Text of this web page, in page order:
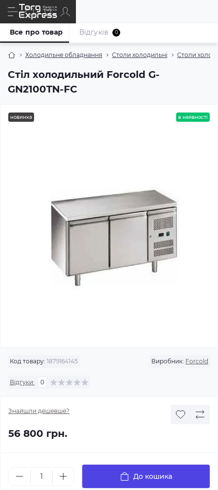
Холодильне обладнання Столи холодильні Столи
Стіл холодильний Forcold G-
GN2100TN-FC
Все про товар Відгуків 0
новинка в наявності
Код товару: 1879164145 Виробник: Forcold
Відгуки: 0
Знайшли дешевше?
56 800 грн.
До кошика